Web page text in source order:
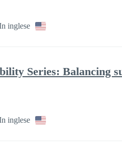
inglese
Series: Balancing
inglese